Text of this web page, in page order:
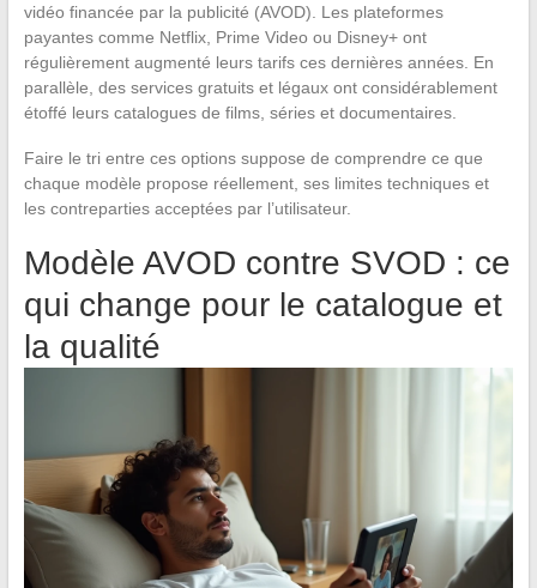
vidéo financée par la publicité (AVOD). Les plateformes
payantes comme Netflix, Prime Video ou Disney+ ont
régulièrement augmenté leurs tarifs ces dernières années. En
parallèle, des services gratuits et légaux ont considérablement
étoffé leurs catalogues de films, séries et documentaires.
Faire le tri entre ces options suppose de comprendre ce que
chaque modèle propose réellement, ses limites techniques et
les contreparties acceptées par l’utilisateur.
Modèle AVOD contre SVOD : ce
qui change pour le catalogue et
la qualité